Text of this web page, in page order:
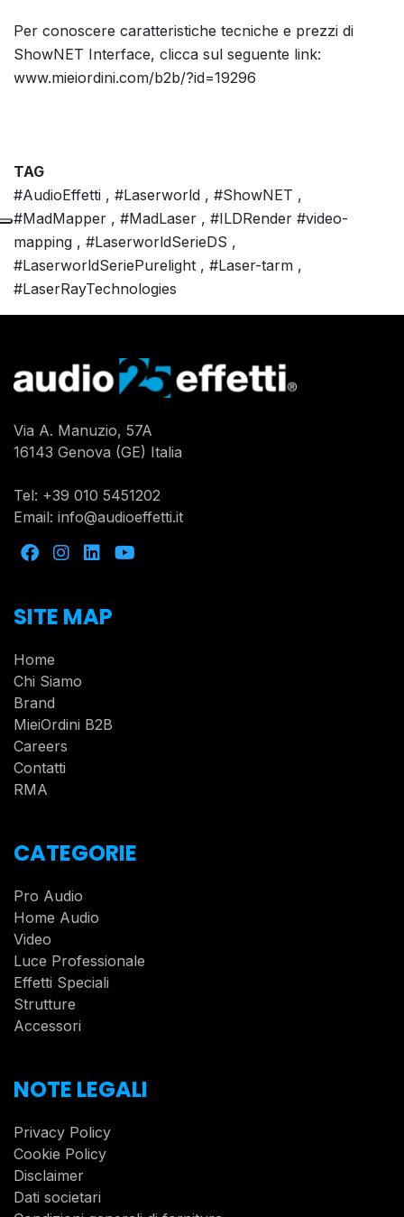
Per conoscere caratteristiche tecniche e prezzi di
ShowNET Interface, clicca sul seguente link:
www.mieiordini.com/b2b/?id=19296
TAG
#AudioEffetti , #Laserworld , #ShowNET ,
#MadMapper , #MadLaser , #ILDRender #video-
mapping , #LaserworldSerieDS ,
#LaserworldSeriePurelight , #Laser-tarm ,
#LaserRayTechnologies
Via A. Manuzio, 57A
16143 Genova (GE) Italia
Tel: +39 010 5451202
Email: info@audioeffetti.it
SITE MAP
Home
Chi Siamo
Brand
MieiOrdini B2B
Careers
Contatti
RMA
CATEGORIE
Pro Audio
Home Audio
Video
Luce Professionale
Effetti Speciali
Strutture
Accessori
NOTE LEGALI
Privacy Policy
Cookie Policy
Disclaimer
Dati societari